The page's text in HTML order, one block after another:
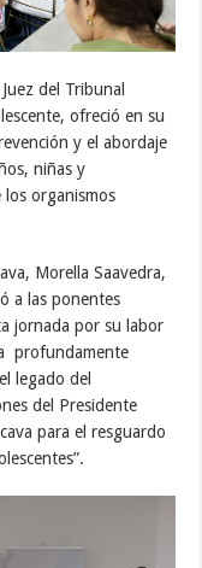
del Tribunal
ofreció en su
y el abordaje
niñas y
los organismos
Morella Saavedra,
a las ponentes
jornada por su labor
profundamente
legado del
del Presidente
para el resguardo